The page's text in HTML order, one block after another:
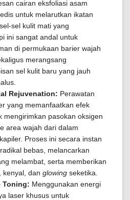
cairan eksfoliasi asam
untuk melarutkan ikatan
sel kulit mati yang
ini sangat andal untuk
di permukaan barier wajah
merangsang
sel kulit baru yang jauh
Rejuvenation: Perawatan
yang memanfaatkan efek
mengirimkan pasokan oksigen
area wajah dari dalam
Proses ini secara instan
bebas, melancarkan
melambat, serta memberikan
kenyal, dan glowing seketika.
Toning: Menggunakan energi
laser khusus untuk